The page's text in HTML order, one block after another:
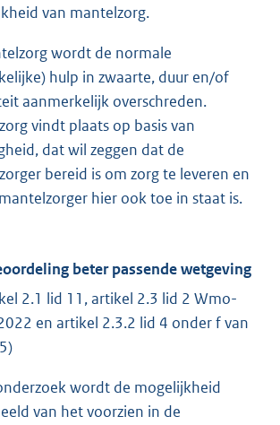
van mantelzorg.
wordt de normale
hulp in zwaarte, duur en/of
aanmerkelijk overschreden.
vindt plaats op basis van
dat wil zeggen dat de
bereid is om zorg te leveren en
hier ook toe in staat is.
beter passende wetgeving
2.1 lid 11, artikel 2.3 lid 2 Wmo-
en artikel 2.3.2 lid 4 onder f van
wordt de mogelijkheid
van het voorzien in de